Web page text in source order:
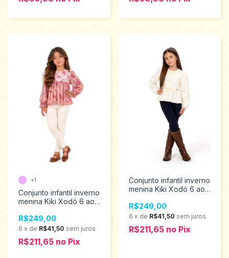
Conjunto infantil inverno
menina Kiki Xodó 6 ao
R$249,00
6 x de R$41,50 sem juros
R$211,65 no Pix
+1
Conjunto infantil inverno
menina Kiki Xodó 6 ao
R$249,00
6 x de R$41,50 sem juros
R$211,65 no Pix